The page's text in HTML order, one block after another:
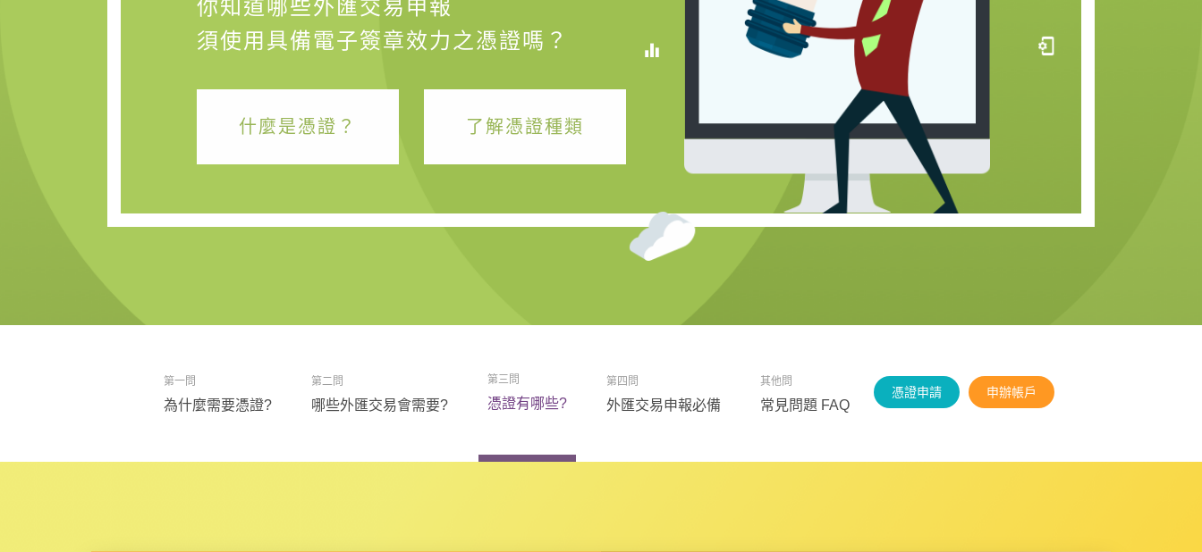
你知道哪些外匯交易申報
須使用具備電子簽章效力之憑證嗎？
什麼是憑證？ 了解憑證種類
第一問
為什麼需要憑證?
第二問
哪些外匯交易會需要?
第三問
憑證有哪些?
第四問
外匯交易申報必備
其他問
常見問題 FAQ
憑證申請 申辦帳戶